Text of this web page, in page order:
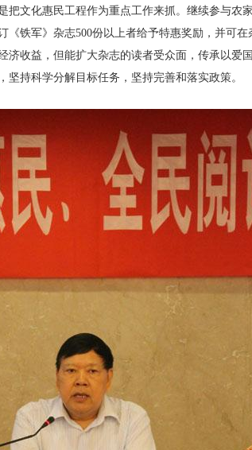
把文化惠民工程作为重点工作来抓。继续参与农
《铁军》杂志500份以上者给予特惠奖励，并可在
济收益，但能扩大杂志的读者受众面，传承以爱
持科学分解目标任务，坚持完善和落实政策。